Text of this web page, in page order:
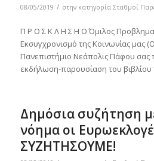
08/05/2019 / στην κατηγορία Σταθμοί
Π Ρ Ο Σ Κ Λ Η Σ Η Ο Όμιλος
Εκσυγχρονισμό της Κοινωνίας μας
Πανεπιστήμιο Νεάπολις Πάφου σας
εκδήλωση-παρουσίαση του
Δημόσια συζήτηση
νόημα οι
ΣΥΖΗΤΗΣΟΥΜΕ!